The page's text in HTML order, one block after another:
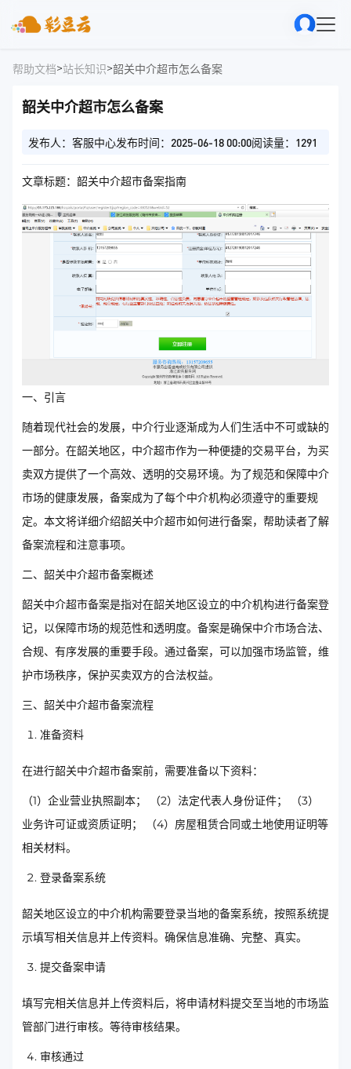
帮助文档>站长知识>韶关中介超市怎么备案
韶关中介超市怎么备案
发布人：客服中心发布时间：2025-06-18 00:00阅读量：1291
文章标题：韶关中介超市备案指南
一、引言
随着现代社会的发展，中介行业逐渐成为人们生活中不可或缺的
一部分。在韶关地区，中介超市作为一种便捷的交易平台，为买
卖双方提供了一个高效、透明的交易环境。为了规范和保障中介
市场的健康发展，备案成为了每个中介机构必须遵守的重要规
定。本文将详细介绍韶关中介超市如何进行备案，帮助读者了解
备案流程和注意事项。
二、韶关中介超市备案概述
韶关中介超市备案是指对在韶关地区设立的中介机构进行备案登
记，以保障市场的规范性和透明度。备案是确保中介市场合法、
合规、有序发展的重要手段。通过备案，可以加强市场监管，维
护市场秩序，保护买卖双方的合法权益。
三、韶关中介超市备案流程
准备资料
在进行韶关中介超市备案前，需要准备以下资料：
（1）企业营业执照副本； （2）法定代表人身份证件； （3）
业务许可证或资质证明； （4）房屋租赁合同或土地使用证明等
相关材料。
登录备案系统
韶关地区设立的中介机构需要登录当地的备案系统，按照系统提
示填写相关信息并上传资料。确保信息准确、完整、真实。
提交备案申请
填写完相关信息并上传资料后，将申请材料提交至当地的市场监
管部门进行审核。等待审核结果。
审核通过